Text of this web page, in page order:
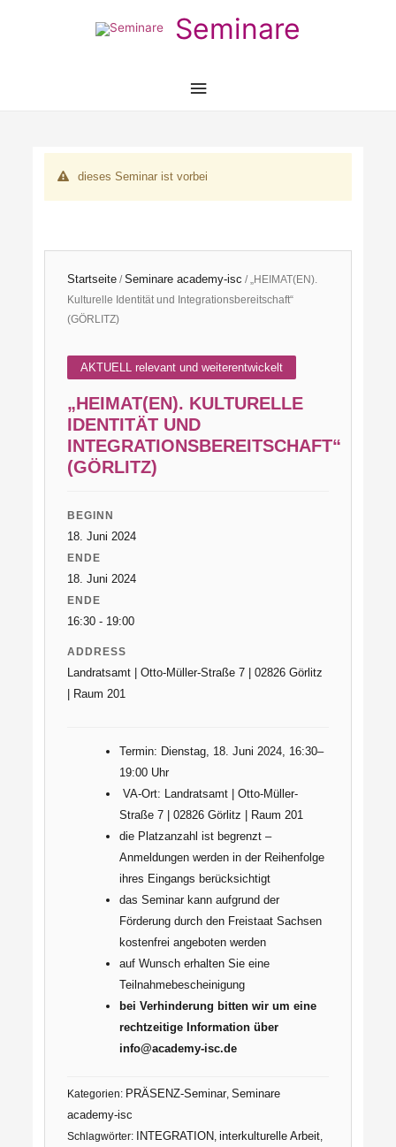
Seminare
Hauptmenü
dieses Seminar ist vorbei
Startseite /Seminare academy-isc / „HEIMAT(EN).
Kulturelle Identität und Integrationsbereitschaft“
(GÖRLITZ)
AKTUELL relevant und weiterentwickelt
„HEIMAT(EN). KULTURELLE
IDENTITÄT UND
INTEGRATIONSBEREITSCHAFT“
(GÖRLITZ)
BEGINN
18. Juni 2024
ENDE
18. Juni 2024
ENDE
16:30 - 19:00
ADDRESS
Landratsamt | Otto-Müller-Straße 7 | 02826 Görlitz
| Raum 201
Termin: Dienstag, 18. Juni 2024, 16:30–
19:00 Uhr
VA-Ort: Landratsamt | Otto-Müller-
Straße 7 | 02826 Görlitz | Raum 201
die Platzanzahl ist begrenzt –
Anmeldungen werden in der Reihenfolge
ihres Eingangs berücksichtigt
das Seminar kann aufgrund der
Förderung durch den Freistaat Sachsen
kostenfrei angeboten werden
auf Wunsch erhalten Sie eine
Teilnahmebescheinigung
bei Verhinderung bitten wir um eine
rechtzeitige Information über
info@academy-isc.de
Kategorien: PRÄSENZ-Seminar,Seminare
academy-isc
Schlagwörter: INTEGRATION ,interkulturelle Arbeit